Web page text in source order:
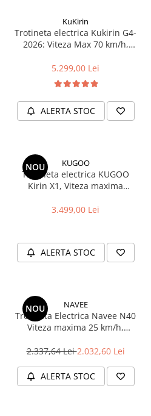
KuKirin
Trotineta electrica Kukirin G4-
2026: Viteza Max 70 km/h,
1x2000W, Acumulator 60V
20Ah
5.299,00 Lei
ALERTA STOC
NOU KUGOO
Trotineta electrica KUGOO
Kirin X1, Viteza maxima
Motor 600W, acumulator 48V
3.499,00 Lei
ALERTA STOC
NOU NAVEE
Trotineta Electrica Navee N40
Viteza maxima 25 km/h,
Motor 350W, acumulator 36V
2.337,64 Lei2.032,60 Lei
ALERTA STOC